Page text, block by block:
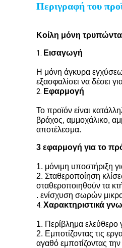
Περιγραφή του
Κοίλη μόνη
1. Εισαγωγή
Η μόνη άγκυρα
εξασφαλίσει να δέσει
2. Εφαρμογή
Το προϊόν είναι
βράχος, αμμοχάλικο,
αποτέλεσμα.
3 εφαρμογή για το
1. μόνιμη υποστήριξη
2. Σταθεροποίηση
σταθεροποιηθούν τα
. ενίσχυση σωρών
4. Χαρακτηριστικά
1. Περίβλημα ελεύθερο
2. Εμποτίζοντας τις
αγαθό εμποτίζοντας την